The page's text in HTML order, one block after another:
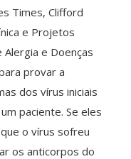
Times, Clifford
e Projetos
e Doenças
provar a
dos vírus iniciais
paciente. Se eles
o vírus sofreu
os anticorpos do